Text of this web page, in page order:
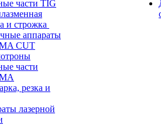
части TIG
и строжка
аппараты
CUT
части
резка и
лазерной